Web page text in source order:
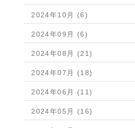
2024年10月 (6)
2024年09月 (6)
2024年08月 (21)
2024年07月 (18)
2024年06月 (11)
2024年05月 (16)